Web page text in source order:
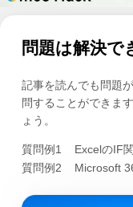
問題は解決で
記事を読んでも問題
問することができま
ょう。
質問例1
ExcelのIF
質問例2
Microsoft